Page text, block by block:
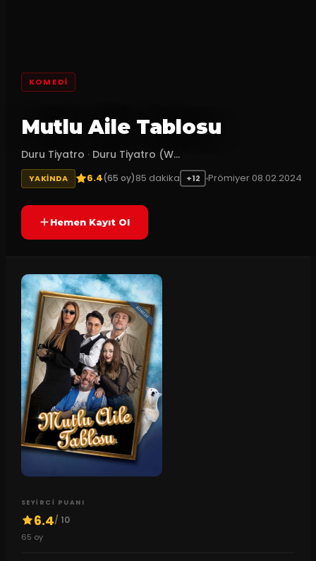
KOMEDI
Mutlu Aile Tablosu
Duru Tiyatro · Duru Tiyatro (W...
YAKINDA 6.4(65 oy)85 dakika +12 Prömiyer 08.02.2024
Hemen Kayıt Ol
SEYIRCI PUANI
6.4/ 10
65 oy